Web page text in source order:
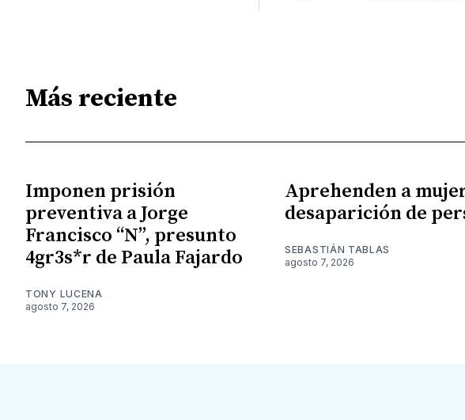
Más reciente
Imponen prisión
preventiva a Jorge
Francisco “N”, presunto
4gr3s*r de Paula Fajardo
TONY LUCENA
agosto 7, 2026
Aprehenden a
desaparición de
SEBASTIÁN TABLAS
agosto 7, 2026